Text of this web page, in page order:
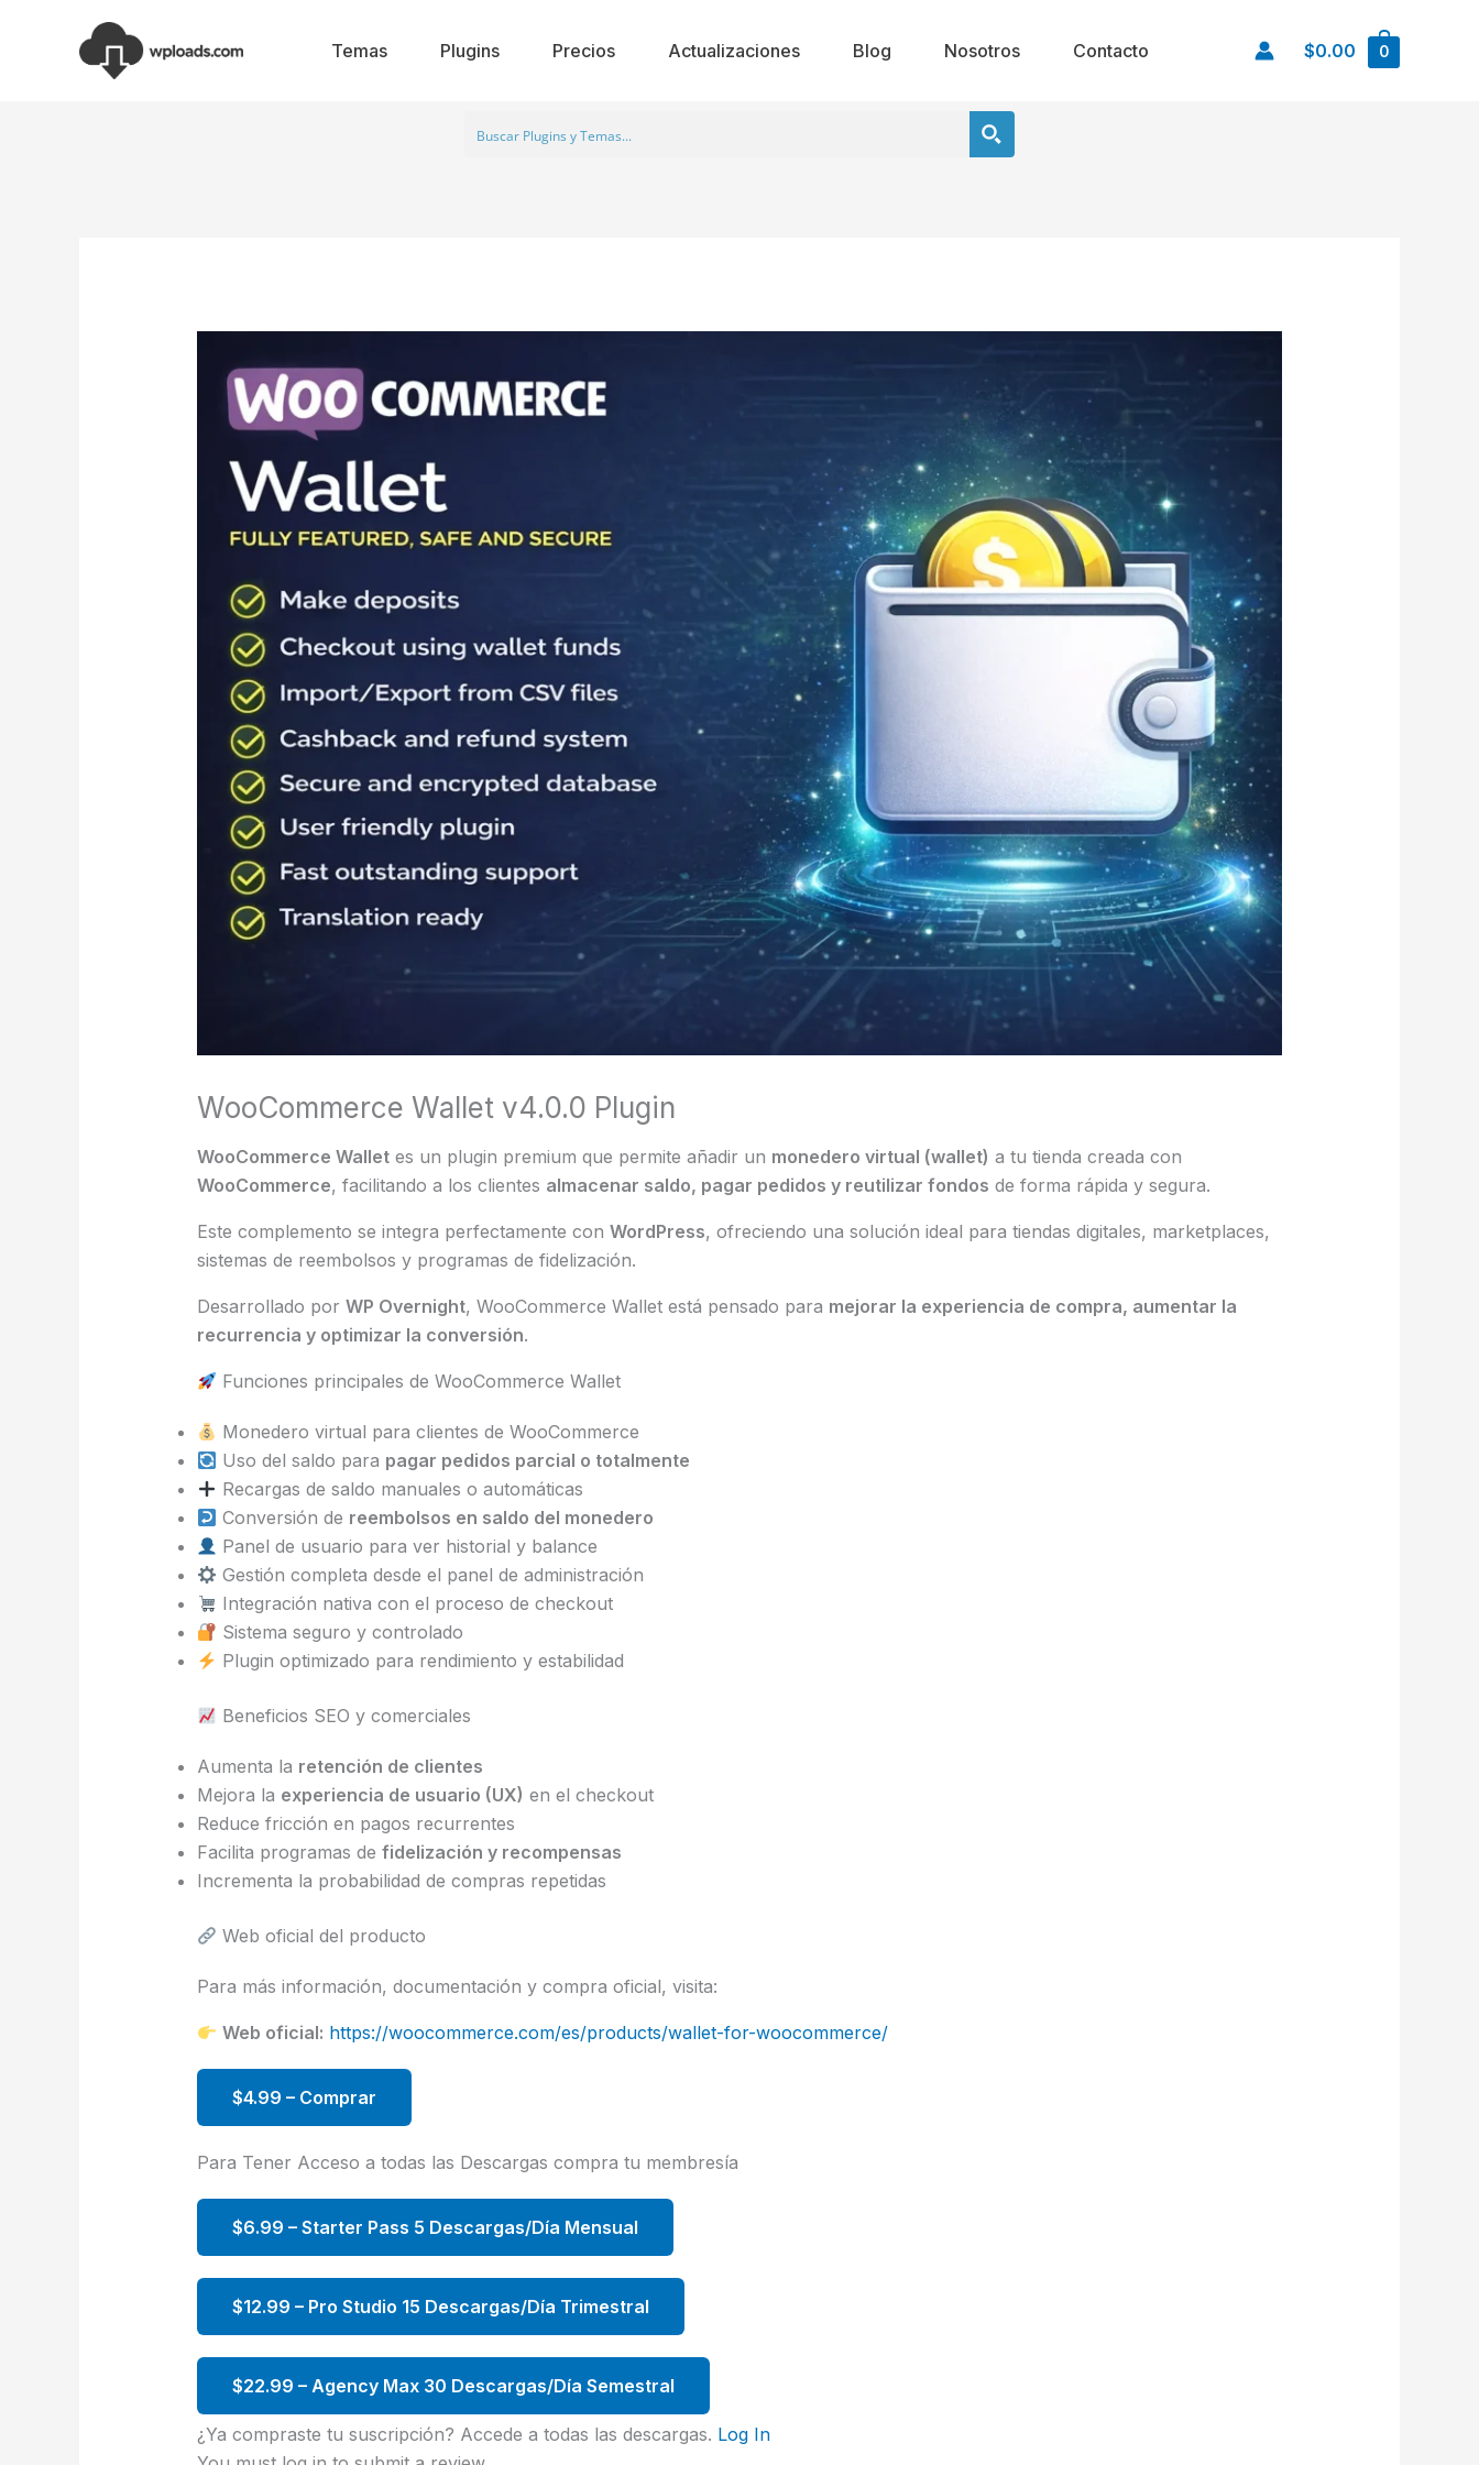
Temas Plugins Precios Actualizaciones Blog Nosotros Contacto $0.00 0
WooCommerce Wallet v4.0.0 Plugin
WooCommerce Walletes un plugin premium que permite añadir un monedero virtual (wallet) a tu tienda creada con
WooCommerce, facilitando a los clientes almacenar saldo, pagar pedidos y reutilizar fondos de forma rápida y segura.
Este complemento se integra perfectamente con WordPress, ofreciendo una solución ideal para tiendas digitales, marketplaces,
sistemas de reembolsos y programas de fidelización.
Desarrollado por WP Overnight, WooCommerce Wallet está pensado para mejorar la experiencia de compra, aumentar la
recurrencia y optimizar la conversión.
Funciones principales de WooCommerce Wallet
Monedero virtual para clientes de WooCommerce
Uso del saldo para pagar pedidos parcial o totalmente
Recargas de saldo manuales o automáticas
Conversión de reembolsos en saldo del monedero
Panel de usuario para ver historial y balance
Gestión completa desde el panel de administración
Integración nativa con el proceso de checkout
Sistema seguro y controlado
Plugin optimizado para rendimiento y estabilidad
Beneficios SEO y comerciales
Aumenta la retención de clientes
Mejora la experiencia de usuario (UX) en el checkout
Reduce fricción en pagos recurrentes
Facilita programas de fidelización y recompensas
Incrementa la probabilidad de compras repetidas
Web oficial del producto
Para más información, documentación y compra oficial, visita:
Web oficial: https://woocommerce.com/es/products/wallet-for-woocommerce/
$4.99 – Comprar
Para Tener Acceso a todas las Descargas compra tu membresía
$6.99 – Starter Pass 5 Descargas/Día Mensual
$12.99 – Pro Studio 15 Descargas/Día Trimestral
$22.99 – Agency Max 30 Descargas/Día Semestral
¿Ya compraste tu suscripción? Accede a todas las descargas. Log In